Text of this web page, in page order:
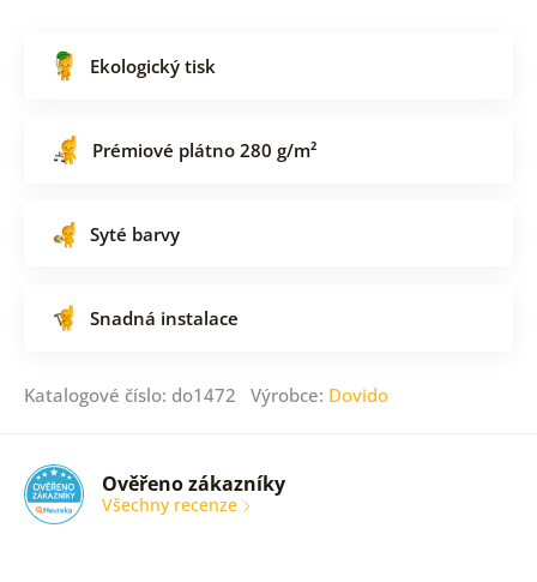
Ekologický tisk
Prémiové plátno 280 g/m²
Syté barvy
Snadná instalace
Katalogové číslo: do1472 Výrobce: Dovido
Ověřeno zákazníky
Všechny recenze